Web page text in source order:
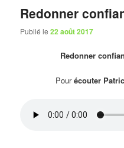
Redonner
Publié le22 août 2017
Redonner
Pourécouter